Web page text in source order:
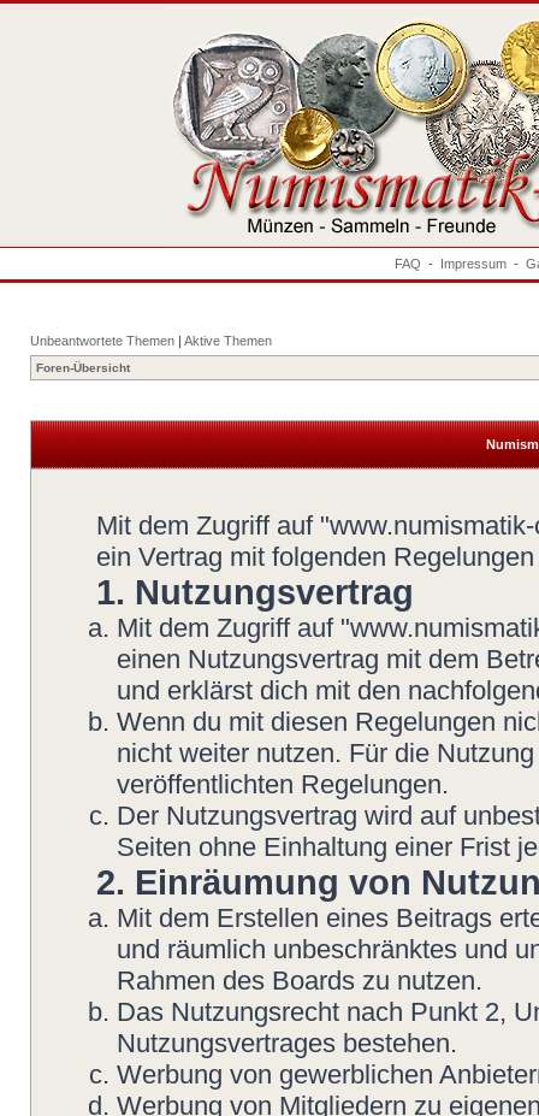
FAQ - Impressum -
Unbeantwortete Themen | Aktive Themen
Foren-Übersicht
Mit dem Zugriff auf
ein Vertrag mit folgenden
1. Nutzungsvertrag
Mit dem Zugriff auf
einen Nutzungsvertrag mit dem
und erklärst dich mit den
Wenn du mit diesen Regelungen
nicht weiter nutzen. Für die
veröffentlichten Regelungen.
Der Nutzungsvertrag wird auf
Seiten ohne Einhaltung einer Frist
2. Einräumung von
Mit dem Erstellen eines Beitrags
und räumlich unbeschränktes und
Rahmen des Boards zu nutzen.
Das Nutzungsrecht nach Punkt 2,
Nutzungsvertrages bestehen.
Werbung von gewerblichen
Werbung von Mitgliedern zu